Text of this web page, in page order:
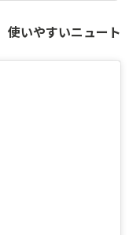
いやすいニュート